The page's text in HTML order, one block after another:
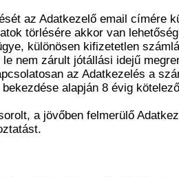
az Adatkezelő email címére
törlésére akkor van
különösen kifizetetlen
nem zárult jótállási idejű
az Adatkezelés a
alapján 8 évig
a jövőben felmerülő